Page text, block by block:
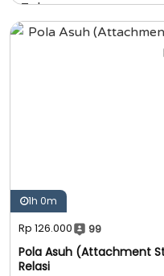
1h 0m
Rp 126.000 99
Pola Asuh (Attachment
Relasi